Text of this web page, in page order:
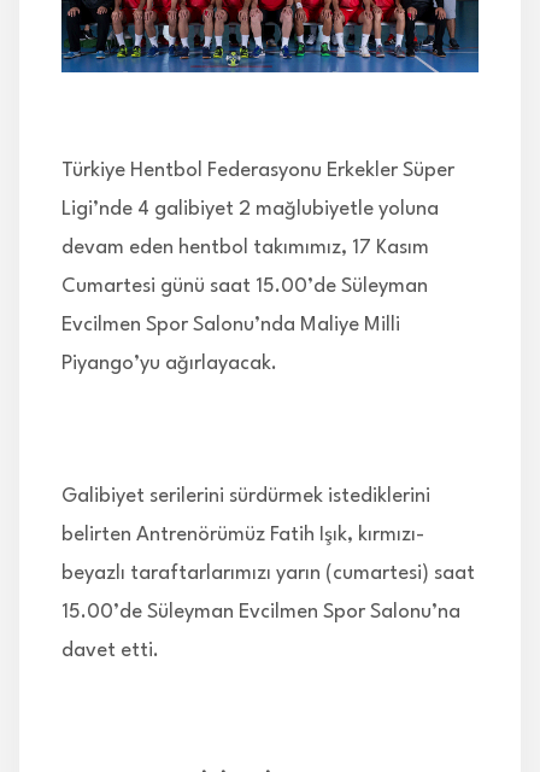
İLETİŞİM
Türkiye Hentbol Federasyonu Erkekler Süper
Ligi’nde 4 galibiyet 2 mağlubiyetle yoluna
devam eden hentbol takımımız, 17 Kasım
Cumartesi günü saat 15.00’de Süleyman
Evcilmen Spor Salonu’nda Maliye Milli
Piyango’yu ağırlayacak.
Galibiyet serilerini sürdürmek istediklerini
belirten Antrenörümüz Fatih Işık, kırmızı-
beyazlı taraftarlarımızı yarın (cumartesi) saat
15.00’de Süleyman Evcilmen Spor Salonu’na
davet etti.